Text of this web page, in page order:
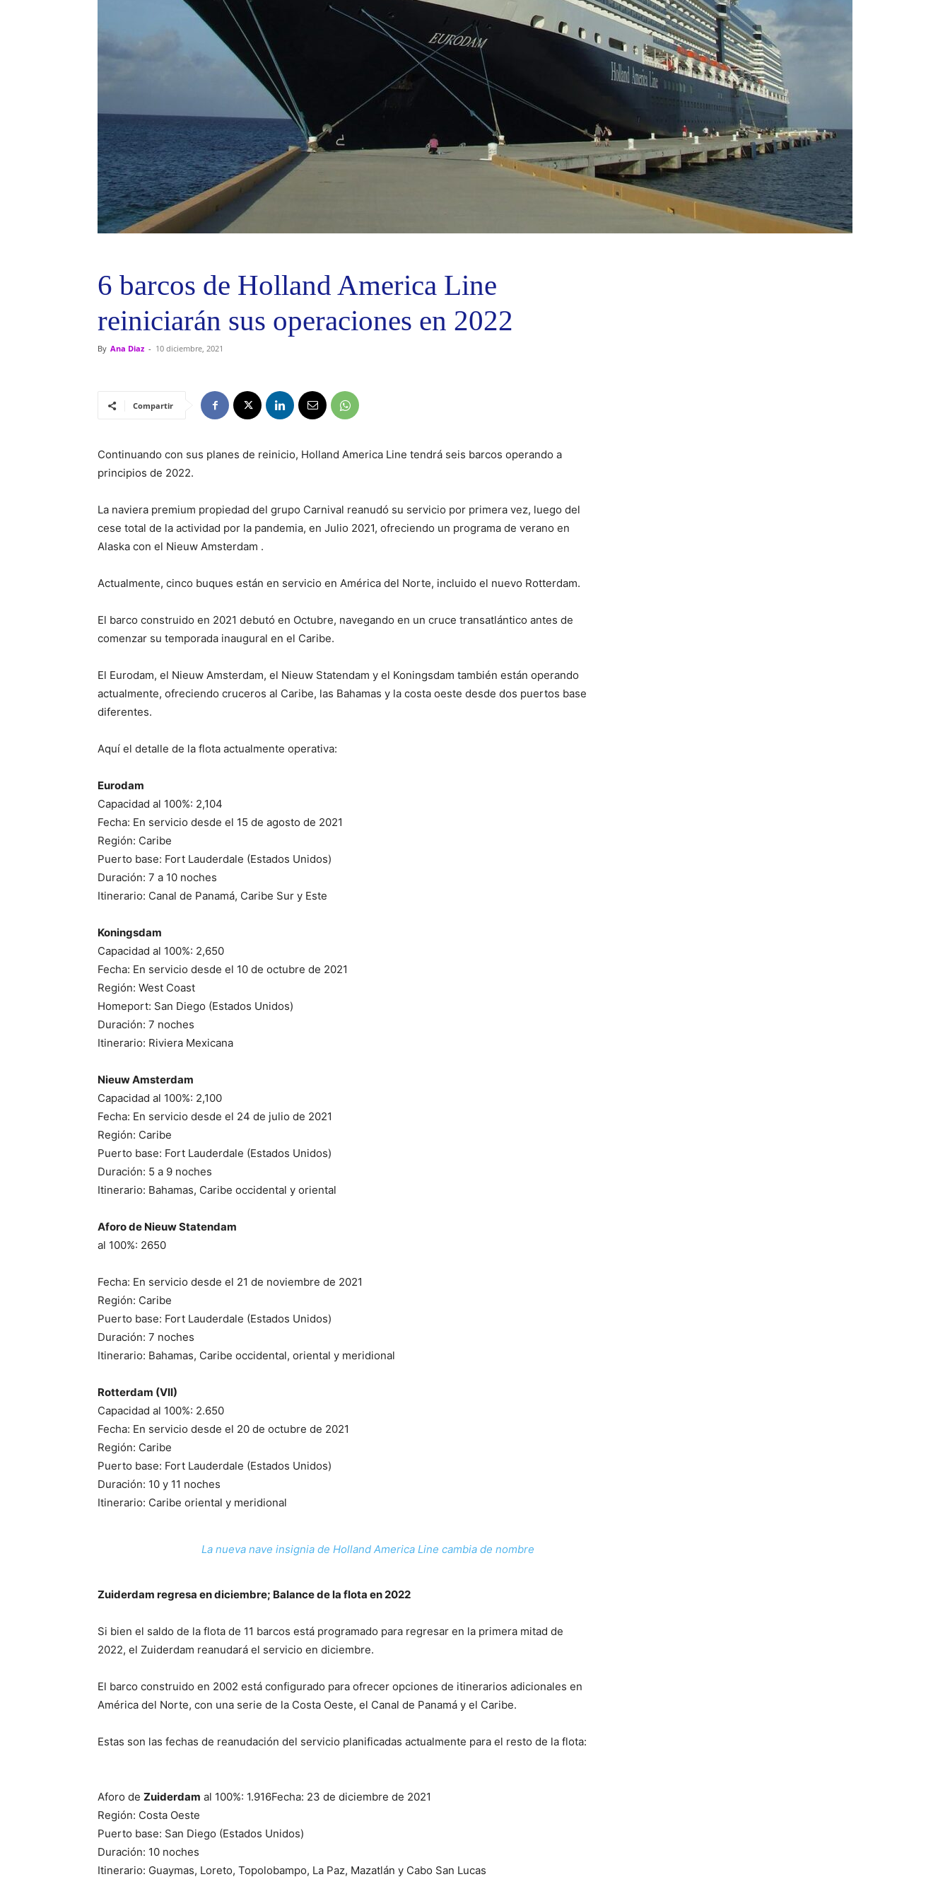
6 barcos de Holland America Line
reiniciarán sus operaciones en 2022
By Ana Diaz - 10 diciembre, 2021
Compartir
Continuando con sus planes de reinicio, Holland America Line tendrá seis barcos operando a
principios de 2022.
La naviera premium propiedad del grupo Carnival reanudó su servicio por primera vez, luego del
cese total de la actividad por la pandemia, en Julio 2021, ofreciendo un programa de verano en
Alaska con el Nieuw Amsterdam .
Actualmente, cinco buques están en servicio en América del Norte, incluido el nuevo Rotterdam.
El barco construido en 2021 debutó en Octubre, navegando en un cruce transatlántico antes de
comenzar su temporada inaugural en el Caribe.
El Eurodam, el Nieuw Amsterdam, el Nieuw Statendam y el Koningsdam también están operando
actualmente, ofreciendo cruceros al Caribe, las Bahamas y la costa oeste desde dos puertos base
diferentes.
Aquí el detalle de la flota actualmente operativa:
Eurodam
Capacidad al 100%: 2,104
Fecha: En servicio desde el 15 de agosto de 2021
Región: Caribe
Puerto base: Fort Lauderdale (Estados Unidos)
Duración: 7 a 10 noches
Itinerario: Canal de Panamá, Caribe Sur y Este
Koningsdam
Capacidad al 100%: 2,650
Fecha: En servicio desde el 10 de octubre de 2021
Región: West Coast
Homeport: San Diego (Estados Unidos)
Duración: 7 noches
Itinerario: Riviera Mexicana
Nieuw Amsterdam
Capacidad al 100%: 2,100
Fecha: En servicio desde el 24 de julio de 2021
Región: Caribe
Puerto base: Fort Lauderdale (Estados Unidos)
Duración: 5 a 9 noches
Itinerario: Bahamas, Caribe occidental y oriental
Aforo de Nieuw Statendam
al 100%: 2650
Fecha: En servicio desde el 21 de noviembre de 2021
Región: Caribe
Puerto base: Fort Lauderdale (Estados Unidos)
Duración: 7 noches
Itinerario: Bahamas, Caribe occidental, oriental y meridional
Rotterdam (VII)
Capacidad al 100%: 2.650
Fecha: En servicio desde el 20 de octubre de 2021
Región: Caribe
Puerto base: Fort Lauderdale (Estados Unidos)
Duración: 10 y 11 noches
Itinerario: Caribe oriental y meridional
La nueva nave insignia de Holland America Line cambia de nombre
Zuiderdam regresa en diciembre; Balance de la flota en 2022
Si bien el saldo de la flota de 11 barcos está programado para regresar en la primera mitad de
2022, el Zuiderdam reanudará el servicio en diciembre.
El barco construido en 2002 está configurado para ofrecer opciones de itinerarios adicionales en
América del Norte, con una serie de la Costa Oeste, el Canal de Panamá y el Caribe.
Estas son las fechas de reanudación del servicio planificadas actualmente para el resto de la flota:
Aforo de Zuiderdam al 100%: 1.916Fecha: 23 de diciembre de 2021
Región: Costa Oeste
Puerto base: San Diego (Estados Unidos)
Duración: 10 noches
Itinerario: Guaymas, Loreto, Topolobampo, La Paz, Mazatlán y Cabo San Lucas